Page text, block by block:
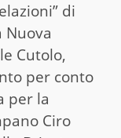
di
Nuova
Cutolo,
per conto
per la
Ciro